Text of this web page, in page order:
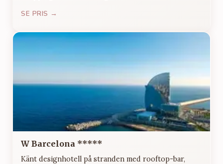
SE PRIS →
W Barcelona *****
Känt designhotell på stranden med rooftop-bar,